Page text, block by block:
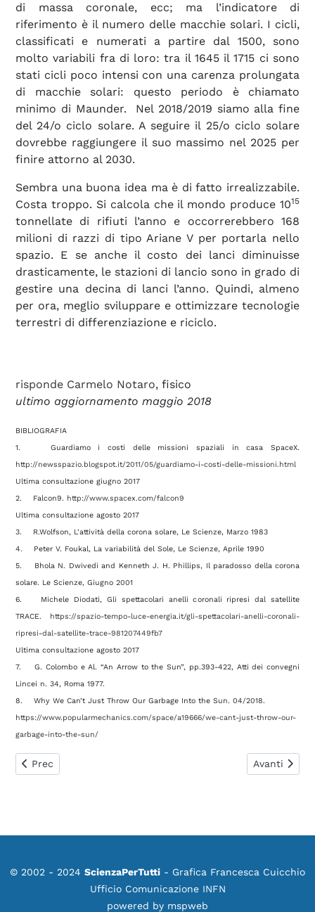
di massa coronale, ecc; ma l’indicatore di
riferimento è il numero delle macchie solari. I cicli,
classificati e numerati a partire dal 1500, sono
molto variabili fra di loro: tra il 1645 il 1715 ci sono
stati cicli poco intensi con una carenza prolungata
di macchie solari: questo periodo è chiamato
minimo di Maunder. Nel 2018/2019 siamo alla fine
del 24/o ciclo solare. A seguire il 25/o ciclo solare
dovrebbe raggiungere il suo massimo nel 2025 per
finire attorno al 2030.
Sembra una buona idea ma è di fatto irrealizzabile.
Costa troppo. Si calcola che il mondo produce 1015
tonnellate di rifiuti l’anno e occorrerebbero 168
milioni di razzi di tipo Ariane V per portarla nello
spazio. E se anche il costo dei lanci diminuisse
drasticamente, le stazioni di lancio sono in grado di
gestire una decina di lanci l’anno. Quindi, almeno
per ora, meglio sviluppare e ottimizzare tecnologie
terrestri di differenziazione e riciclo.
risponde Carmelo Notaro, fisico
ultimo aggiornamento maggio 2018
BIBLIOGRAFIA
1. Guardiamo i costi delle missioni spaziali in casa SpaceX.
http://newsspazio.blogspot.it/2011/05/guardiamo-i-costi-delle-missioni.html
Ultima consultazione giugno 2017
2. Falcon9. http://www.spacex.com/falcon9
Ultima consultazione agosto 2017
3. R.Wolfson, L'attività della corona solare, Le Scienze, Marzo 1983
4. Peter V. Foukal, La variabilità del Sole, Le Scienze, Aprile 1990
5. Bhola N. Dwivedi and Kenneth J. H. Phillips, Il paradosso della corona
solare. Le Scienze, Giugno 2001
6. Michele Diodati, Gli spettacolari anelli coronali ripresi dal satellite
TRACE. https://spazio-tempo-luce-energia.it/gli-spettacolari-anelli-coronali-
ripresi-dal-satellite-trace-981207449fb7
Ultima consultazione agosto 2017
7. G. Colombo e Al. “An Arrow to the Sun”, pp.393-422, Atti dei convegni
Lincei n. 34, Roma 1977.
8. Why We Can’t Just Throw Our Garbage Into the Sun. 04/2018.
https://www.popularmechanics.com/space/a19666/we-cant-just-throw-our-
garbage-into-the-sun/
Articolo precedente: 0472. Stringhe e spazio-tempo
Prec Articolo
Avanti
© 2002 - 2024 ScienzaPerTutti - Grafica Francesca Cuicchio
Ufficio Comunicazione INFN
powered by mspweb